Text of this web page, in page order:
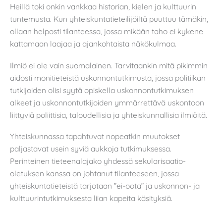
Heillä toki onkin vankkaa historian, kielen ja kulttuurin
tuntemusta. Kun yhteiskuntatieteilijöiltä puuttuu tämäkin,
ollaan helposti tilanteessa, jossa mikään taho ei kykene
kattamaan laajaa ja ajankohtaista näkökulmaa.
Ilmiö ei ole vain suomalainen. Tarvitaankin mitä pikimmin
aidosti monitieteistä uskonnontutkimusta, jossa politiikan
tutkijoiden olisi syytä opiskella uskonnontutkimuksen
alkeet ja uskonnontutkijoiden ymmärrettävä uskontoon
liittyviä poliittisia, taloudellisia ja yhteiskunnallisia ilmiöitä.
Yhteiskunnassa tapahtuvat nopeatkin muutokset
paljastavat usein syviä aukkoja tutkimuksessa.
Perinteinen tieteenalajako yhdessä sekularisaatio-
oletuksen kanssa on johtanut tilanteeseen, jossa
yhteiskuntatieteistä tarjotaan ”ei-oota” ja uskonnon- ja
kulttuurintutkimuksesta liian kapeita käsityksiä.